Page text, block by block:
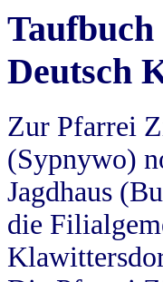
Deutsch
Zur Pfarrei
(Sypnywo)
Jagdhaus
die